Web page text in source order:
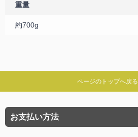
重量
約700g
ページのトップへ戻る
お支払い方法